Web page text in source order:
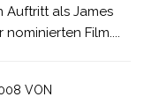
Auftritt als James
Film....
VON